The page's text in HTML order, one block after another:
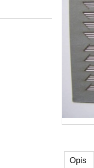
Opis